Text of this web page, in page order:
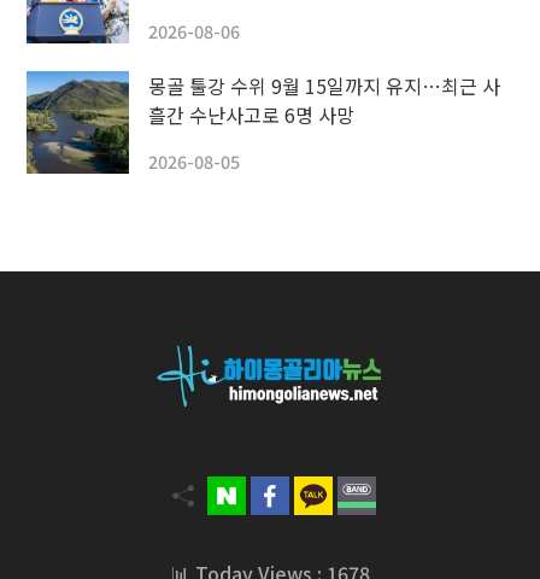
2026-08-06
몽골 툴강 수위 9월 15일까지 유지…최근 사
흘간 수난사고로 6명 사망
2026-08-05
📊 Today Views : 1678